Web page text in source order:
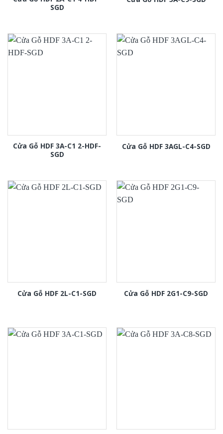
SGD
Cửa Gỗ HDF 3A-C1 2-HDF-
SGD
Cửa Gỗ HDF 3AGL-C4-SGD
Cửa Gỗ HDF 2L-C1-SGD Cửa Gỗ HDF 2G1-C9-SGD